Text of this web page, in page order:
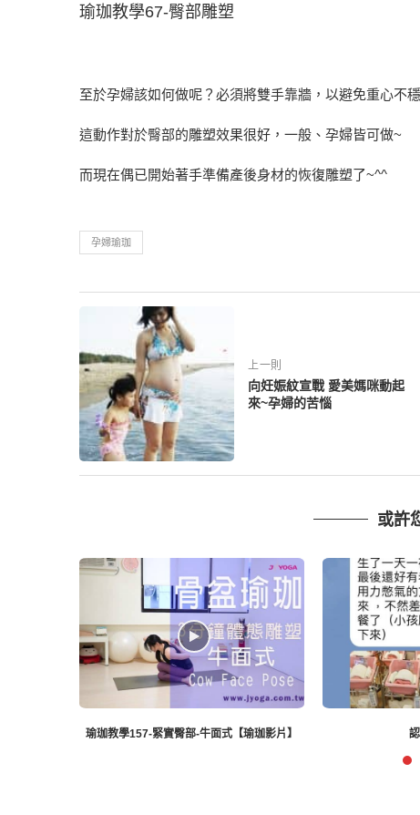
瑜珈教學67-臀部雕塑
至於孕婦該如何做呢？必須將雙手靠牆，以避免重心不
這動作對於臀部的雕塑效果很好，一般、孕婦皆可做~
而現在偶已開始著手準備產後身材的恢復雕塑了~^^
孕婦瑜珈
上一則
向妊娠紋宣戰 愛美媽咪動起
來~孕婦的苦惱
或許
認識產程~ 孕婦